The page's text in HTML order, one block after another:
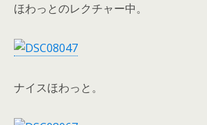
ほわっとのレクチャー中。
ナイスほわっと。